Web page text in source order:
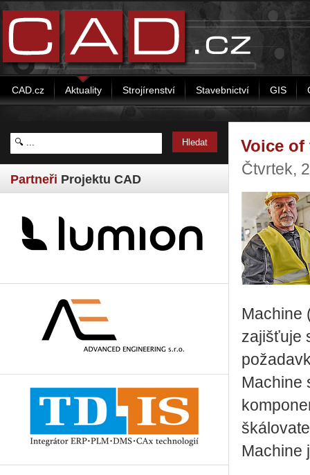
CAD.cz Aktuality Strojírenství Stavebnictví GIS
Partneři Projektu CAD
Voice of
Čtvrtek,
Machine
zajišťuje
Machine
Machine